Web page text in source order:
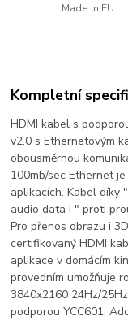
Made in EU
Kompletní
HDMI kabel s
v2.0 s Ethernetovým
obousměrnou
100mb/sec Ethernet
aplikacích. Kabel díky
audio data i " proti
Pro přenos obrazu i
certifikovaný HDMI
aplikace v domácím
provedním umožňuje
3840x2160 24Hz/
podporou YCC601,